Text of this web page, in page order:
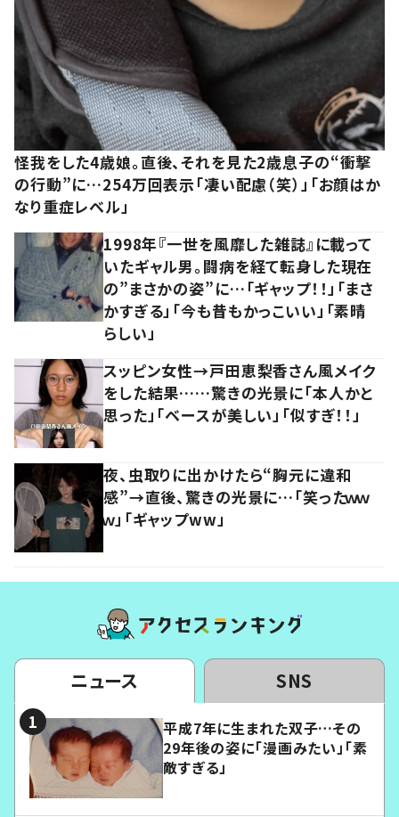
怪我をした4歳娘。直後、それを見た2歳息子の“衝撃
の行動”に…254万回表示「凄い配慮（笑）」「お顔はか
なり重症レベル」
1998年『一世を風靡した雑誌』に載って
いたギャル男。闘病を経て転身した現在
の”まさかの姿”に…「ギャップ！！」「まさ
かすぎる」「今も昔もかっこいい」「素晴
らしい」
スッピン女性→戸田恵梨香さん風メイク
をした結果……驚きの光景に「本人かと
思った」「ベースが美しい」「似すぎ！！」
夜、虫取りに出かけたら“胸元に違和
感”→直後、驚きの光景に…「笑ったｗｗ
ｗ」「ギャップww」
ニュース SNS
平成7年に生まれた双子…その
29年後の姿に「漫画みたい」「素
敵すぎる」